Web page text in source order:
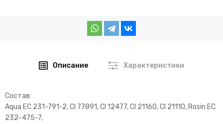
Описание Характеристики
Состав:
Aqua EC 231-791-2, CI 77891, CI 12477, CI 21160, CI 21110, Rosin EC
232-475-7,